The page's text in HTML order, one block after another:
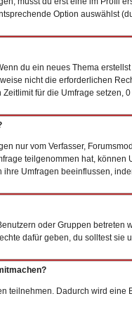
Option auswählst
du ein neues Thema
nicht die erforderlichen
für die Umfrage setzen,
nur vom Verfasser,
teilgenommen hat,
Umfragen beeinflussen,
oder Gruppen
dafür geben, du solltest
teilnehmen. Dadurch wird